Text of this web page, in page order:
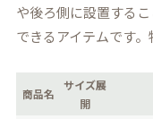
や後ろ側に設置する
できるアイテムです。
商品名
サイズ展
開